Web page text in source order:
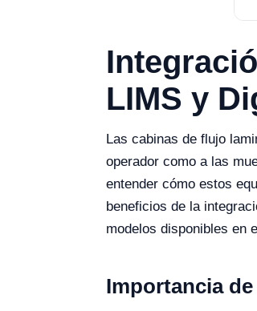
LIMS y
Las cabinas de flujo
operador como a las
entender cómo estos
beneficios de la
modelos disponibles en
Importancia